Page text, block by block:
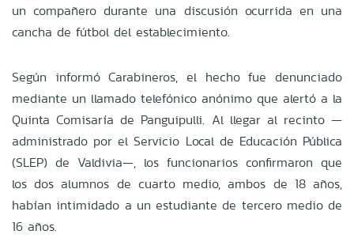
un compañero durante una discusión ocurrida en una
cancha de fútbol del establecimiento.
Según informó Carabineros, el hecho fue denunciado
mediante un llamado telefónico anónimo que alertó a la
Quinta Comisaría de Panguipulli. Al llegar al recinto —
administrado por el Servicio Local de Educación Pública
(SLEP) de Valdivia—, los funcionarios confirmaron que
los dos alumnos de cuarto medio, ambos de 18 años,
habían intimidado a un estudiante de tercero medio de
16 años.